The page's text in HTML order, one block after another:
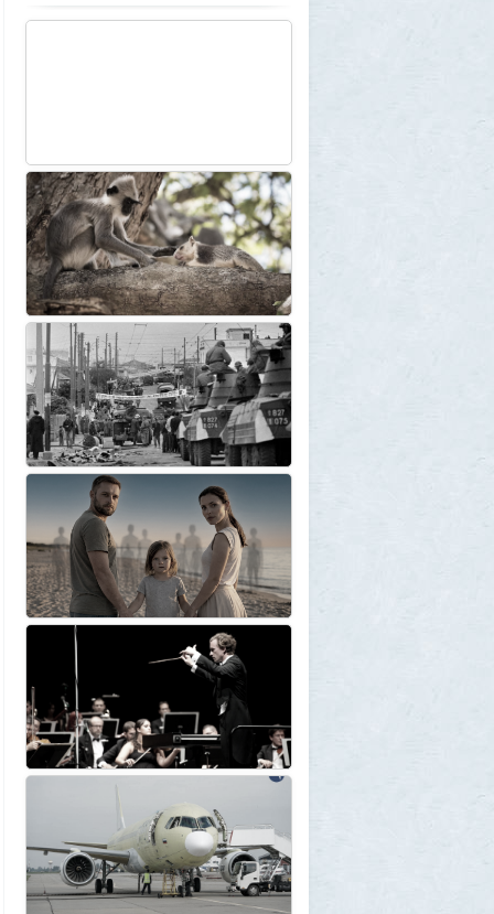
"Становится всё яснее"
amg610 1 августа 2026, 16:39
Работавшие ранее в РФ мессенджеры
BIP и KakaoTalk перестали работать
1
1GR
1 августа 2026, 14:51
Исторический дом в центре Магадана
выставили на торги за 100 тысяч рублей
10
Allarm 1 августа 2026, 13:50
В Подмосковье мужчина устроил концерт
для соседей в честь своего дня рождения
3
1GR 1 августа 2026, 12:58
Установку пиратской Windows
собираются сделать невозможной
1 августа 2026, 12:56
«Одиссея» сдохла: вышел первый
трейлер индийского фильма «Рамаяна»
1
BratOK
1 августа 2026, 00:16
Почему иностранцы охотятся за
советским радиоприёмником
«Океан-214»
Allarm
31 июля 2026, 13:09
127 минут в аду: что успела снять
«Венера-13» до того, как её убила жара
2
1
Zmey
31 июля 2026, 08:02
«Жена присаживалась к детям и
тихонько говорила на русском»: как
латвиец переехал в Псковскую область